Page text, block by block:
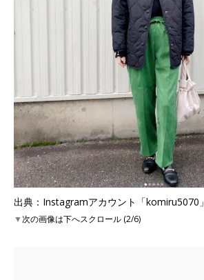
出典：Instagramアカウント「komiru5070」
▼次の画像は下へスクロール (2/6)